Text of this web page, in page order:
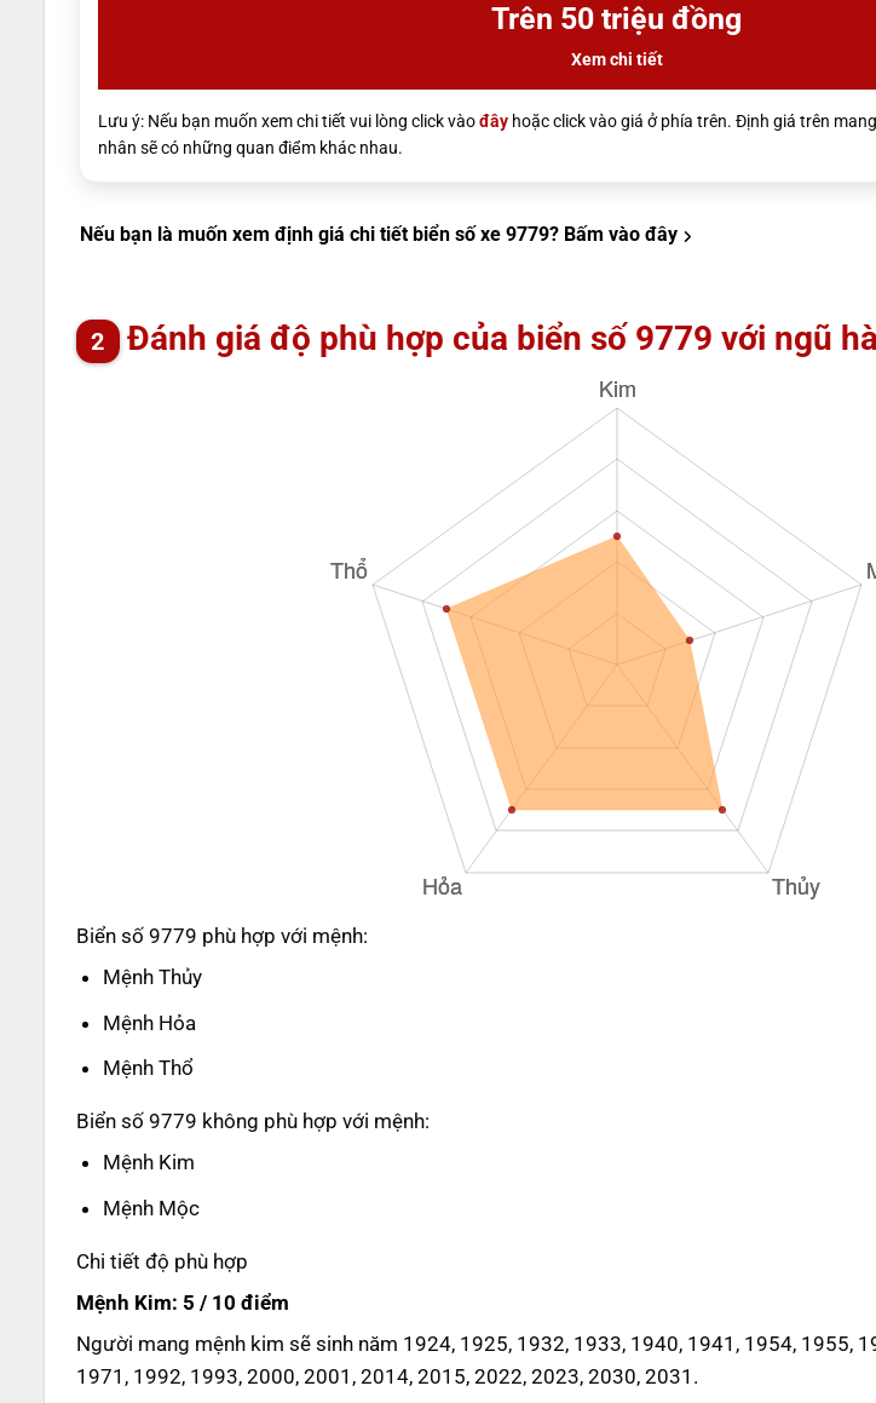
Trên 50 triệu đồng
Xem chi tiết
Lưu ý: Nếu bạn muốn xem chi tiết vui lòng click vàođâyhoặc click vào giá ở phía trên. Định giá trên
nhân sẽ có những quan điểm khác nhau.
Nếu bạn là muốn xem định giá chi tiết biển số xe 9779?Bấm vào đây
Đánh giá độ phù hợp của biển số 9779 với ngũ
Biển số 9779 phù hợp với mệnh:
Mệnh Thủy
Mệnh Hỏa
Mệnh Thổ
Biển số 9779 không phù hợp với mệnh:
Mệnh Kim
Mệnh Mộc
Chi tiết độ phù hợp
Mệnh Kim: 5 / 10 điểm
Người mang mệnh kim sẽ sinh năm 1924, 1925, 1932, 1933, 1940, 1941, 1954, 1955,
1971, 1992, 1993, 2000, 2001, 2014, 2015, 2022, 2023, 2030, 2031.